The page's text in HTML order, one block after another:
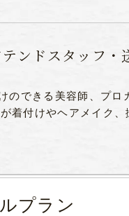
ンドスタッフ・
のできる美容師、プ
着付けやヘアメイク
プラン